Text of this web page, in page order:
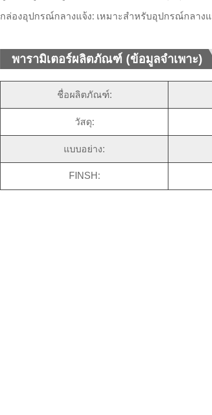
กล่องอุปกรณ์กลางแจ้ง: เหมาะสำหรับอุปกรณ์กลา
พารามิเตอร์ผลิตภัณฑ์ (ข้อมูลจำเพาะ)
ชื่อผลิตภัณฑ์:
วัสดุ:
แบบอย่าง:
FINSH: